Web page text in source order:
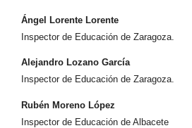
Ángel Lorente Lorente
Inspector de Educación de Zaragoza.
Alejandro Lozano García
Inspector de Educación de Zaragoza.
Rubén Moreno López
Inspector de Educación de Albacete